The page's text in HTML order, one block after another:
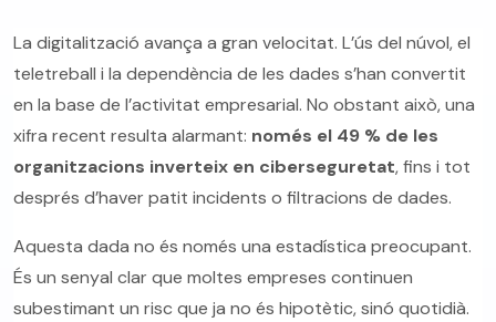
La digitalització avança a gran velocitat. L’ús del núvol, el
teletreball i la dependència de les dades s’han convertit
en la base de l’activitat empresarial. No obstant això, una
xifra recent resulta alarmant: només el 49 % de les
organitzacions inverteix en ciberseguretat, fins i tot
després d’haver patit incidents o filtracions de dades.
Aquesta dada no és només una estadística preocupant.
És un senyal clar que moltes empreses continuen
subestimant un risc que ja no és hipotètic, sinó quotidià.